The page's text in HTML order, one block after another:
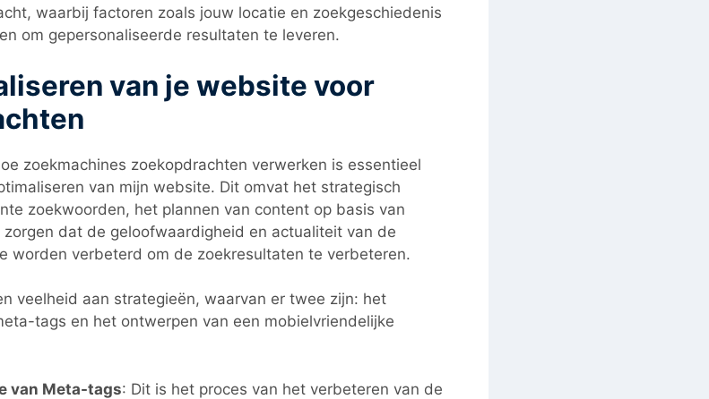
waarbij factoren zoals jouw locatie en zoekgeschiedenis
om gepersonaliseerde resultaten te leveren.
van je website voor
zoekmachines zoekopdrachten verwerken is essentieel
van mijn website. Dit omvat het strategisch
zoekwoorden, het plannen van content op basis van
zorgen dat de geloofwaardigheid en actualiteit van de
worden verbeterd om de zoekresultaten te verbeteren.
veelheid aan strategieën, waarvan er twee zijn: het
tags en het ontwerpen van een mobielvriendelijke
van Meta-tags: Dit is het proces van het verbeteren van de